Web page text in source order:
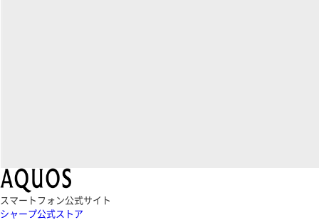
スマートフォン公式サイト
シャープ公式ストア